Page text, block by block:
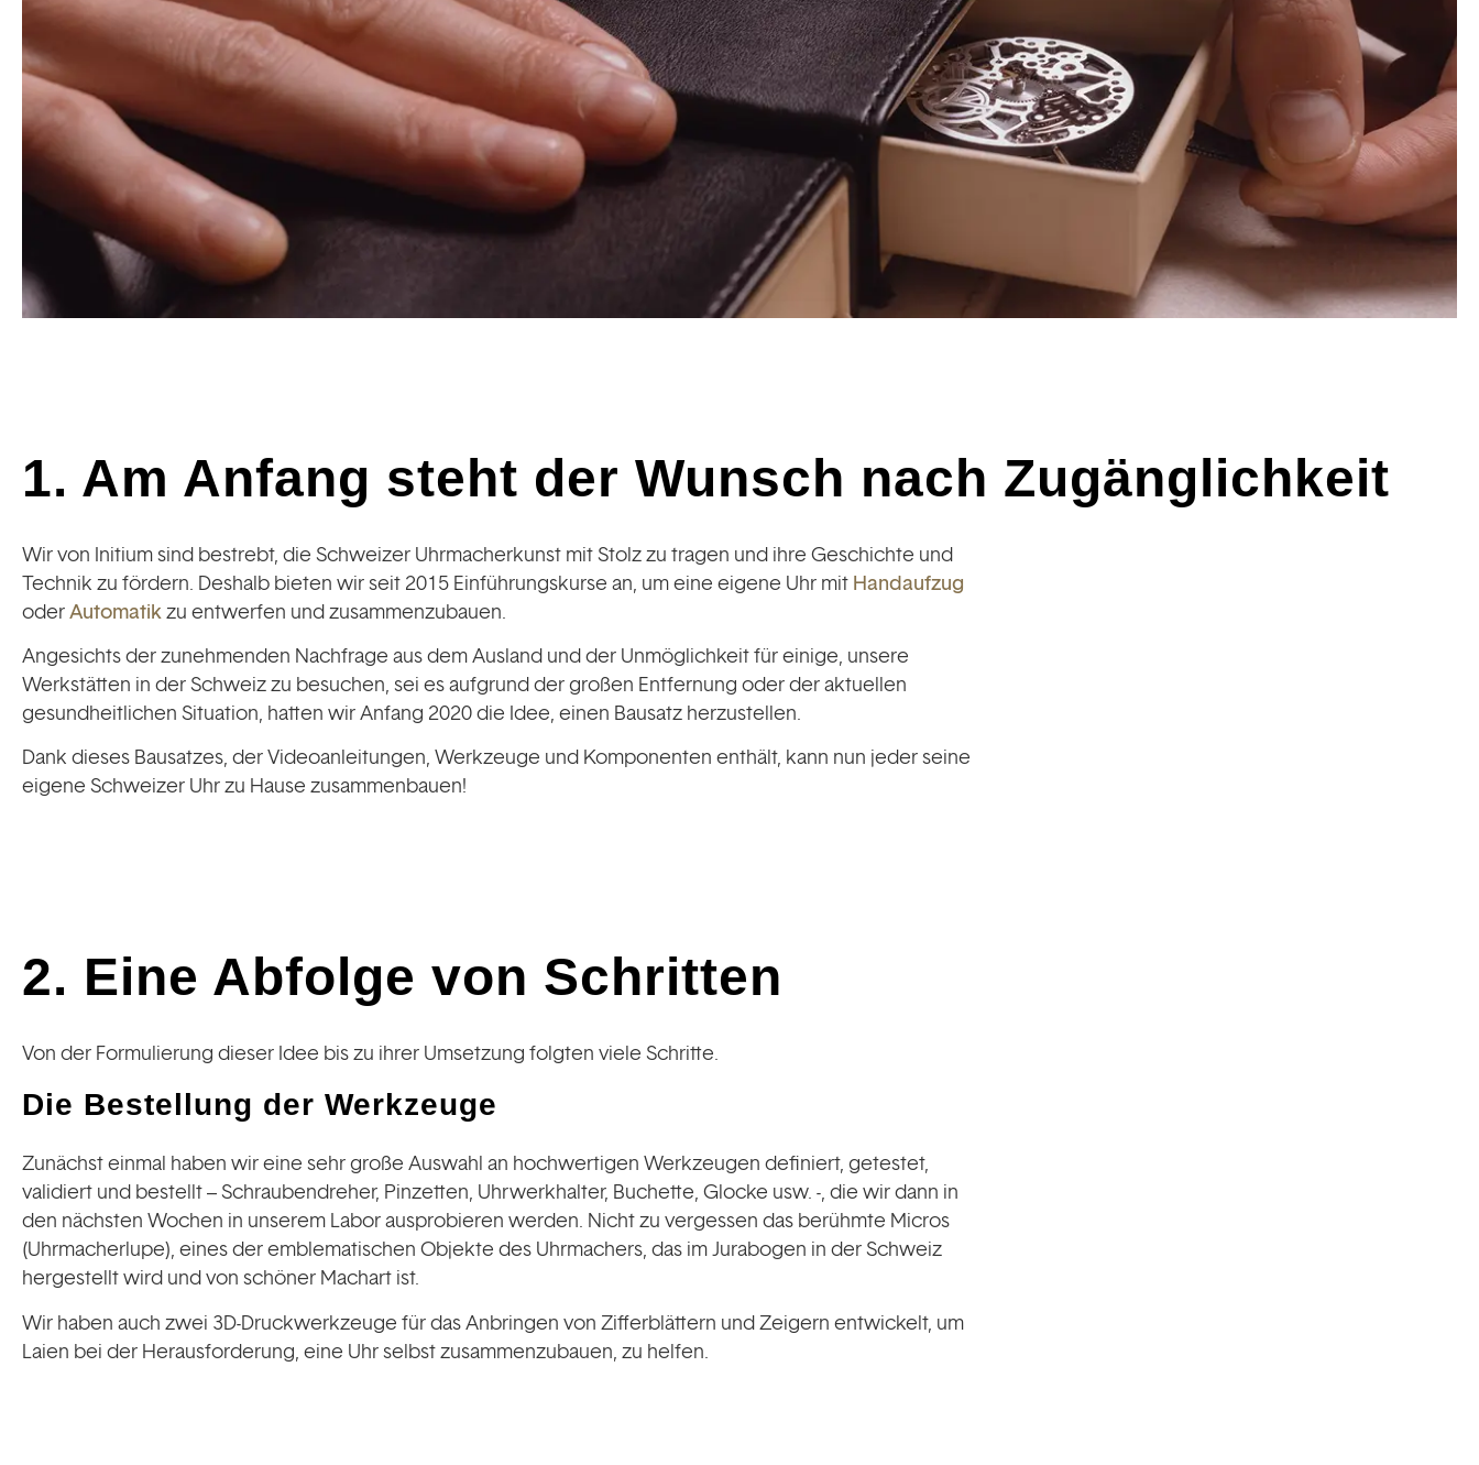
1. Am Anfang steht der Wunsch nach Zugänglichkeit
Wir von Initium sind bestrebt, die Schweizer Uhrmacherkunst mit Stolz zu tragen und ihre Geschichte und
Technik zu fördern. Deshalb bieten wir seit 2015 Einführungskurse an, um eine eigene Uhr mit Handaufzug
oderAutomatikzu entwerfen und zusammenzubauen.
Angesichts der zunehmenden Nachfrage aus dem Ausland und der Unmöglichkeit für einige, unsere
Werkstätten in der Schweiz zu besuchen, sei es aufgrund der großen Entfernung oder der aktuellen
gesundheitlichen Situation, hatten wir Anfang 2020 die Idee, einen Bausatz herzustellen.
Dank dieses Bausatzes, der Videoanleitungen, Werkzeuge und Komponenten enthält, kann nun jeder seine
eigene Schweizer Uhr zu Hause zusammenbauen!
2. Eine Abfolge von Schritten
Von der Formulierung dieser Idee bis zu ihrer Umsetzung folgten viele Schritte.
Die Bestellung der Werkzeuge
Zunächst einmal haben wir eine sehr große Auswahl an hochwertigen Werkzeugen definiert, getestet,
validiert und bestellt – Schraubendreher, Pinzetten, Uhrwerkhalter, Buchette, Glocke usw. -, die wir dann in
den nächsten Wochen in unserem Labor ausprobieren werden. Nicht zu vergessen das berühmte Micros
(Uhrmacherlupe), eines der emblematischen Objekte des Uhrmachers, das im Jurabogen in der Schweiz
hergestellt wird und von schöner Machart ist.
Wir haben auch zwei 3D-Druckwerkzeuge für das Anbringen von Zifferblättern und Zeigern entwickelt, um
Laien bei der Herausforderung, eine Uhr selbst zusammenzubauen, zu helfen.